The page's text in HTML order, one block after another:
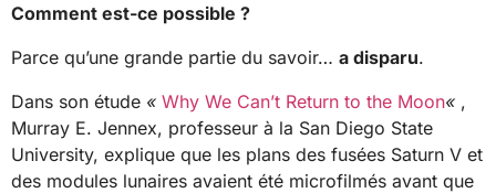
Comment est-ce possible ?
Parce qu’une grande partie du savoir… a disparu.
Dans son étude « Why We Can’t Return to the Moon« ,
Murray E. Jennex, professeur à la San Diego State
University, explique que les plans des fusées Saturn V et
des modules lunaires avaient été microfilmés avant que